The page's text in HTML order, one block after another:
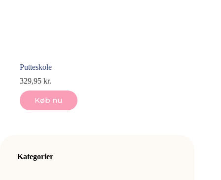
Putteskole
329,95 kr.
Køb nu
Kategorier